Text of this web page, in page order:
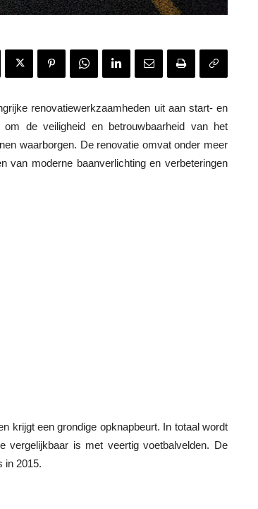
renovatiewerkzaamheden uit aan start- en
de veiligheid en betrouwbaarheid van het
waarborgen. De renovatie omvat onder meer
van moderne baanverlichting en verbeteringen
krijgt een grondige opknapbeurt. In totaal wordt
vergelijkbaar is met veertig voetbalvelden. De
in 2015.